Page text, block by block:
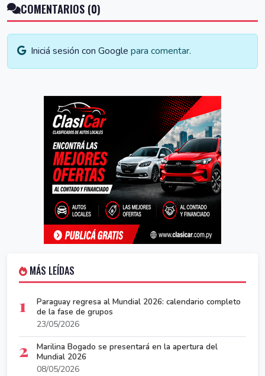
COMENTARIOS (0)
Iniciá sesión con Google para comentar.
MÁS LEÍDAS
1
Paraguay regresa al Mundial 2026: calendario completo
de la fase de grupos
23/05/2026
2
Marilina Bogado se presentará en la apertura del
Mundial 2026
08/05/2026